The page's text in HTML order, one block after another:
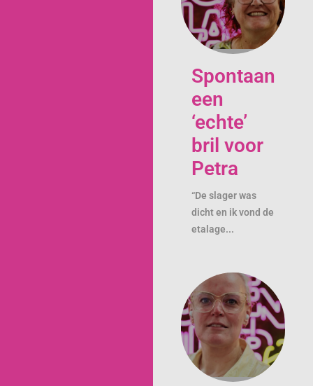
Spontaan
een
‘echte’
bril voor
Petra
“De slager was
dicht en ik vond de
etalage...